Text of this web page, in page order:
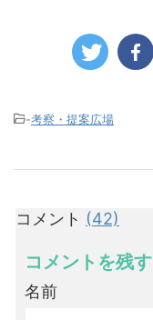
-考察・提案広場
コメント (42)
コメントを残す
名前